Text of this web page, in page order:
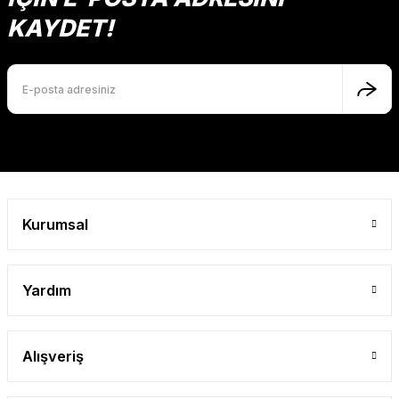
KAYDET!
Kurumsal
Yardım
Alışveriş